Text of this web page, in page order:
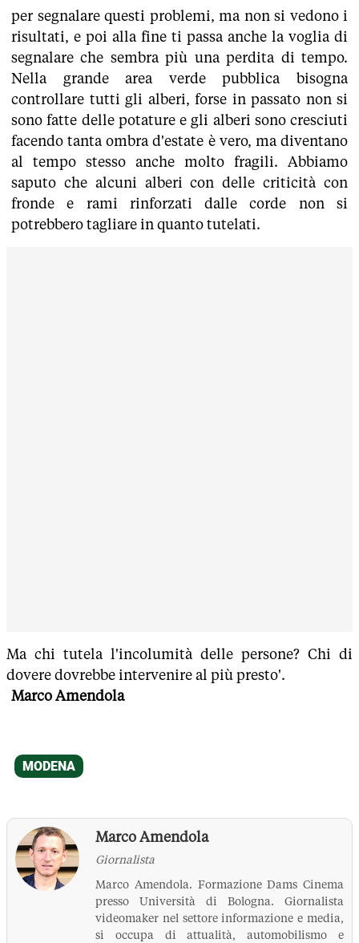
per segnalare questi problemi, ma non si vedono i
risultati, e poi alla fine ti passa anche la voglia di
segnalare che sembra più una perdita di tempo.
Nella grande area verde pubblica bisogna
controllare tutti gli alberi, forse in passato non si
sono fatte delle potature e gli alberi sono cresciuti
facendo tanta ombra d'estate è vero, ma diventano
al tempo stesso anche molto fragili. Abbiamo
saputo che alcuni alberi con delle criticità con
fronde e rami rinforzati dalle corde non si
potrebbero tagliare in quanto tutelati.
Ma chi tutela l'incolumità delle persone? Chi di
dovere dovrebbe intervenire al più presto'.
Marco Amendola
Marco Amendola
Giornalista
Marco Amendola. Formazione Dams Cinema
presso Università di Bologna. Giornalista
videomaker nel settore informazione e media,
si occupa di attualità, automobilismo e